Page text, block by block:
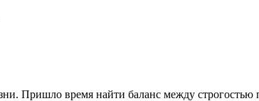
Пришло время найти баланс между